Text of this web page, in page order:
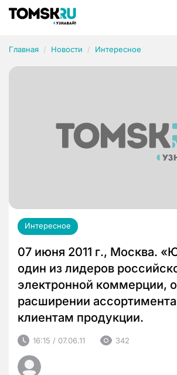
Главная Новости Интересное
Интересное
07 июня 2011 г., Москва.
один из лидеров
электронной коммерции,
расширении
клиентам продукции.
16:15 / 07.06.11 342